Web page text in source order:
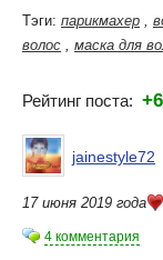
Тэги: парикмахер ,
волос , маска для
Рейтинг поста: +6
jainestyle72
17 июня 2019 года
4 комментария